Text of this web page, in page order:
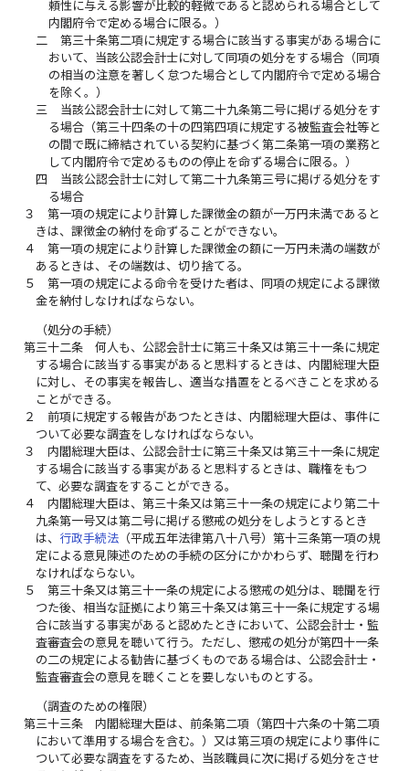
頼性に与える影響が比較的軽微であると認められる場合として
内閣府令で定める場合に限る。）
二
第三十条第二項に規定する場合に該当する事実がある場合に
おいて、当該公認会計士に対して同項の処分をする場合（同項
の相当の注意を著しく怠つた場合として内閣府令で定める場合
を除く。）
三
当該公認会計士に対して第二十九条第二号に掲げる処分をす
る場合（第三十四条の十の四第四項に規定する被監査会社等と
の間で既に締結されている契約に基づく第二条第一項の業務と
して内閣府令で定めるものの停止を命ずる場合に限る。）
四
当該公認会計士に対して第二十九条第三号に掲げる処分をす
る場合
３
第一項の規定により計算した課徴金の額が一万円未満であると
きは、課徴金の納付を命ずることができない。
４
第一項の規定により計算した課徴金の額に一万円未満の端数が
あるときは、その端数は、切り捨てる。
５
第一項の規定による命令を受けた者は、同項の規定による課徴
金を納付しなければならない。
（処分の手続）
第三十二条
何人も、公認会計士に第三十条又は第三十一条に規定
する場合に該当する事実があると思料するときは、内閣総理大臣
に対し、その事実を報告し、適当な措置をとるべきことを求める
ことができる。
２
前項に規定する報告があつたときは、内閣総理大臣は、事件に
ついて必要な調査をしなければならない。
３
内閣総理大臣は、公認会計士に第三十条又は第三十一条に規定
する場合に該当する事実があると思料するときは、職権をもつ
て、必要な調査をすることができる。
４
内閣総理大臣は、第三十条又は第三十一条の規定により第二十
九条第一号又は第二号に掲げる懲戒の処分をしようとするとき
は、 行政手続法 （平成五年法律第八十八号）第十三条第一項の規
定による意見陳述のための手続の区分にかかわらず、聴聞を行わ
なければならない。
５
第三十条又は第三十一条の規定による懲戒の処分は、聴聞を行
つた後、相当な証拠により第三十条又は第三十一条に規定する場
合に該当する事実があると認めたときにおいて、公認会計士・監
査審査会の意見を聴いて行う。ただし、懲戒の処分が第四十一条
の二の規定による勧告に基づくものである場合は、公認会計士・
監査審査会の意見を聴くことを要しないものとする。
（調査のための権限）
第三十三条
内閣総理大臣は、前条第二項（第四十六条の十第二項
において準用する場合を含む。）又は第三項の規定により事件に
ついて必要な調査をするため、当該職員に次に掲げる処分をさせ